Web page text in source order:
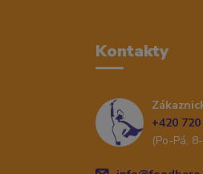
Kontakty
+420
(Po-Pá,